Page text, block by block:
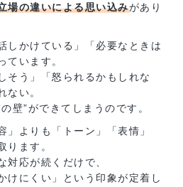
場の違いによる思い込みがあり
しかけている」「必要なときは
ています。
そう」「怒られるかもしれな
ない。
壁”ができてしまうのです。
」よりも「トーン」「表情」
ります。
対応が続くだけで、
けにくい」という印象が定着し